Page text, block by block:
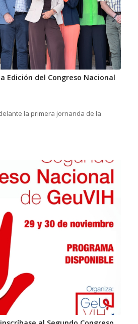
Edición del Congreso Nacional
la primera jornanda de la